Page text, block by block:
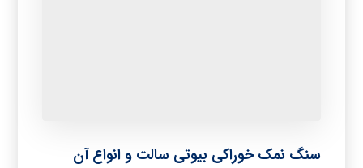
سنگ نمک خوراکی بیوتی سالت و انواع آن